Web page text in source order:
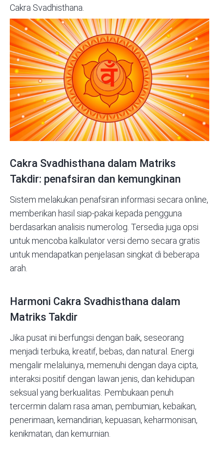
Cakra Svadhisthana.
Cakra Svadhisthana dalam Matriks
Takdir: penafsiran dan kemungkinan
Sistem melakukan penafsiran informasi secara online,
memberikan hasil siap-pakai kepada pengguna
berdasarkan analisis numerolog. Tersedia juga opsi
untuk mencoba kalkulatorversi demo secara gratis
untuk mendapatkan penjelasan singkat di beberapa
arah.
Harmoni Cakra Svadhisthana dalam
Matriks Takdir
Jika pusat ini berfungsi dengan baik, seseorang
menjadi terbuka, kreatif, bebas, dan natural. Energi
mengalir melaluinya, memenuhi dengan daya cipta,
interaksi positif dengan lawan jenis, dan kehidupan
seksual yang berkualitas. Pembukaan penuh
tercermin dalam rasa aman, pembumian, kebaikan,
penerimaan, kemandirian, kepuasan, keharmonisan,
kenikmatan, dan kemurnian.